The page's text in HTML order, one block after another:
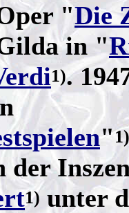
"Die
in "
1).
"1)
der
1) unter